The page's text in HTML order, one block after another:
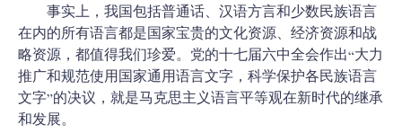
事实上，我国包括普通话、汉语方言和少数民族语言
在内的所有语言都是国家宝贵的文化资源、经济资源和战
略资源，都值得我们珍爱。党的十七届六中全会作出“大力
推广和规范使用国家通用语言文字，科学保护各民族语言
文字”的决议，就是马克思主义语言平等观在新时代的继承
和发展。